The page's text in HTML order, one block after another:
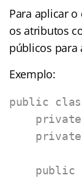
Para aplicar
os atributos
públicos para
Exemplo:
public